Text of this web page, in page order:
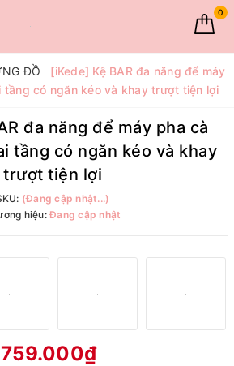
0
ĐỒ
[iKede] Kệ BAR đa năng để máy
tầng có ngăn kéo và khay trượt tiện lợi
đa năng để máy pha cà
tầng có ngăn kéo và khay
trượt tiện lợi
(Đang cập nhật...)
hiệu:Đang cập nhật
759.000₫